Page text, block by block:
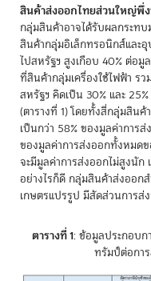
สินค้าส่งออกไทยส่วนใหญ่พึ่
กลุ่มสินค้าอาจได้รับผลกระท
สินค้ากลุ่มอิเล็กทรอนิกส์และ
ไปสหรัฐฯ สูงเกือบ 40% ต่อ
ที่สินค้ากลุ่มเครื่องใช้ไฟฟ้า ร
สหรัฐฯ คิดเป็น 30% และ
(ตารางที่ 1) โดยทั้งสี่กลุ่มสิน
เป็นกว่า 58% ของมูลค่าการ
ของมูลค่าการส่งออกทั้งหมด
จะมีมูลค่าการส่งออกไม่สูงนั
อย่างไรก็ดี กลุ่มสินค้าส่งออก
เกษตรแปรรูป มีสัดส่วนการส่
ตารางที่ 1: ข้อมูลประกอบก
ทรัมป์ต่อกา